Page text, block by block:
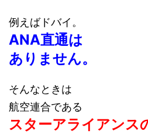
例えばドバイ。
ANA直通は
ありません。
そんなときは
航空連合である
スターアライアンス